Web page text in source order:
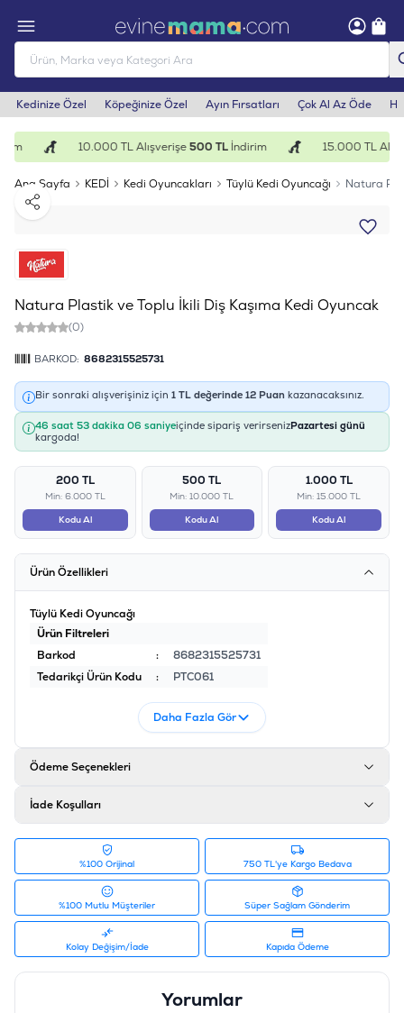
Kedinize Özel Köpeğinize Özel Ayın Fırsatları Çok Al Az Öde
10.000 TL Alışverişe500 TLİndirim 15.000 TL
Ana Sayfa KEDİ Kedi Oyuncakları Tüylü Kedi Oyuncağı
Natura
Paylaş
Natura Plastik ve Toplu İkili Diş Kaşıma Kedi Oyuncak
(0)
BARKOD: 8682315525731
Bir sonraki alışverişiniz için 1 TL değerinde 12 Puan kazanacaksınız.
46 saat 53 dakika 06 saniyeiçinde sipariş verirsenizPazartesi günü
kargoda!
200 TL
Min: 6.000 TL
Kodu Al
500 TL
Min: 10.000 TL
Kodu Al
1.000 TL
Min: 15.000 TL
Kodu Al
Ürün Özellikleri
Tüylü Kedi Oyuncağı
Ürün Filtreleri
Barkod
:
8682315525731
Tedarikçi Ürün Kodu
: PTC061
Daha Fazla Gör
Ödeme Seçenekleri
İade Koşulları
%100 Orijinal 750 TL'ye Kargo Bedava
%100 Mutlu Müşteriler Süper Sağlam Gönderim
Kolay Değişim/İade Kapıda Ödeme
Yorumlar